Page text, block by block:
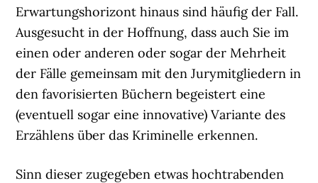
Erwartungshorizont hinaus sind häufig der Fall.
Ausgesucht in der Hoffnung, dass auch Sie im
einen oder anderen oder sogar der Mehrheit
der Fälle gemeinsam mit den Jurymitgliedern in
den favorisierten Büchern begeistert eine
(eventuell sogar eine innovative) Variante des
Erzählens über das Kriminelle erkennen.
Sinn dieser zugegeben etwas hochtrabenden